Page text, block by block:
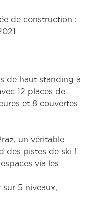
de construction :
de haut standing à
12 places de
et 8 couvertes
un véritable
des pistes de ski !
via les
sur 5 niveaux,